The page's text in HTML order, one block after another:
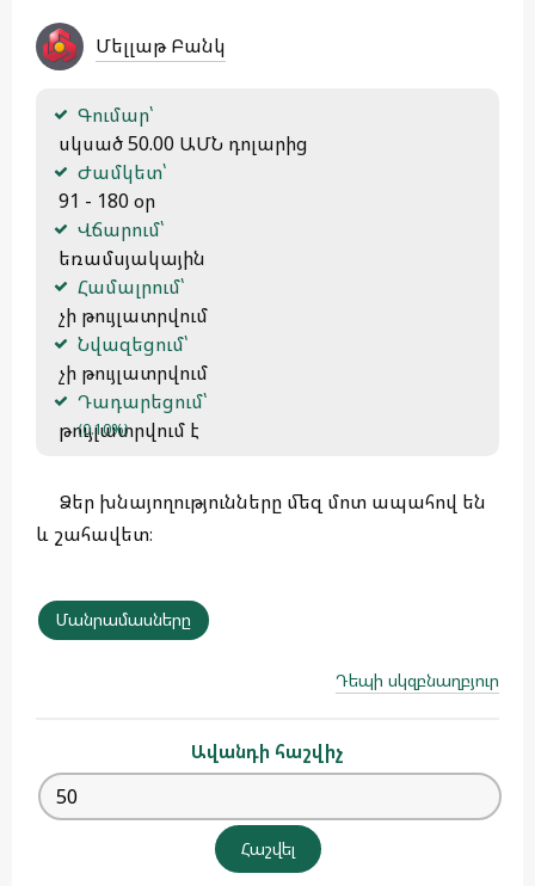
Մելլաթ Բանկ
Գումար՝
սկսած 50.00 ԱՄՆ դոլարից
Ժամկետ՝
91 - 180 օր
Վճարում՝
եռամսյակային
Համալրում՝
չի թույլատրվում
Նվազեցում՝
չի թույլատրվում
Դադարեցում՝
թույլատրվում է
(0.10%)
Ձեր խնայողությունները մեզ մոտ ապահով են
և շահավետ։
Մանրամասները
Դեպի սկզբնաղբյուր
Ավանդի հաշվիչ